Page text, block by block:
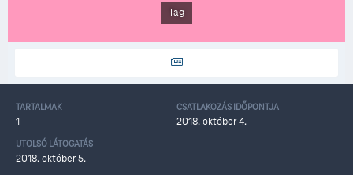
Tag
TARTALMAK
1
CSATLAKOZÁS IDŐPONTJA
2018. október 4.
UTOLSÓ LÁTOGATÁS
2018. október 5.